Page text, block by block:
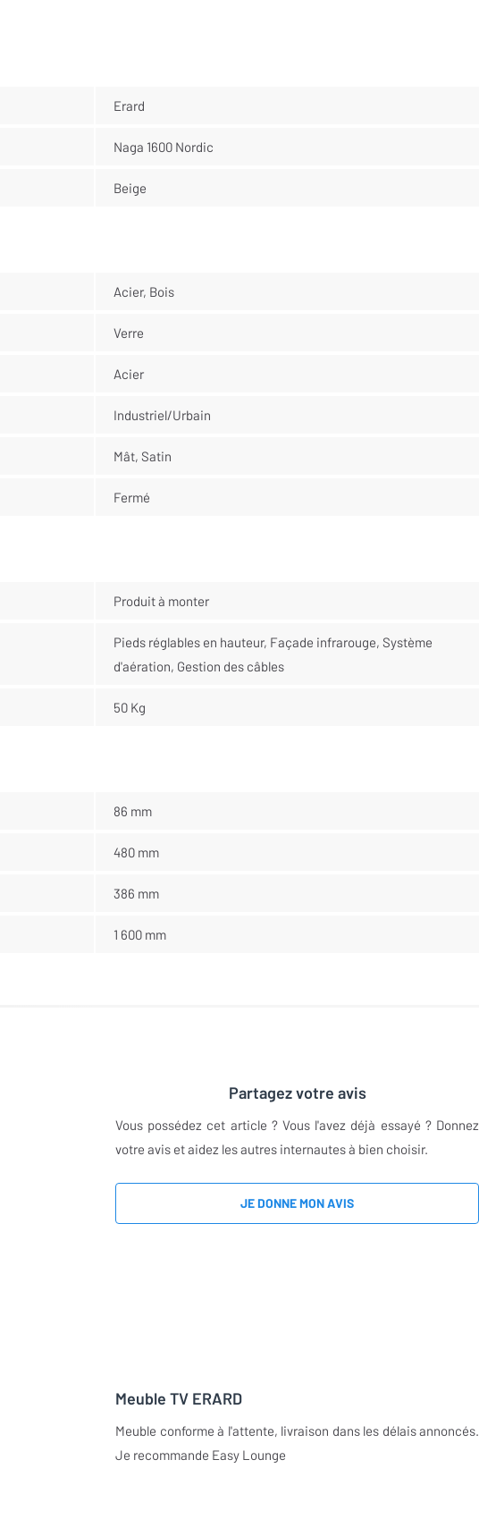
Erard
Naga 1600 Nordic
Beige
Acier, Bois
Verre
Acier
Industriel/Urbain
Mât, Satin
Fermé
Produit à monter
Pieds réglables en hauteur, Façade infrarouge, Système
d'aération, Gestion des câbles
50 Kg
86 mm
480 mm
386 mm
1 600 mm
Partagez votre avis
Vous possédez cet article ? Vous l'avez déjà essayé ? Donnez
votre avis et aidez les autres internautes à bien choisir.
JE DONNE MON AVIS
Meuble TV ERARD
Meuble conforme à l'attente, livraison dans les délais annoncés.
Je recommande Easy Lounge